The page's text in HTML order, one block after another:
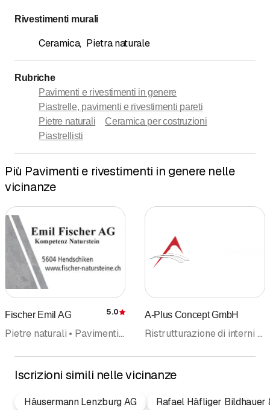
Rivestimenti murali
Ceramica, Pietra naturale
Rubriche
Pavimenti e rivestimenti in genere
Piastrelle, pavimenti e rivestimenti pareti
Pietre naturali
Ceramica per costruzioni
Piastrellisti
Più Pavimenti e rivestimenti in genere nelle
vicinanze
Fischer Emil AG Recensione
5.0
Pietre naturali • Pavimenti e rivestimenti in genere • Restauratori, laboratorio • Fontane • Graniti, lavorazione e commercio
A-Plus Concept GmbH
Ristrutturazione di interni • Carpenteria legno • Legno, costruzioni in • Pavimenti e rivestimenti in genere
Iscrizioni simili nelle vicinanze
Häusermann Lenzburg AG
Rafael Häfliger Bildhauer